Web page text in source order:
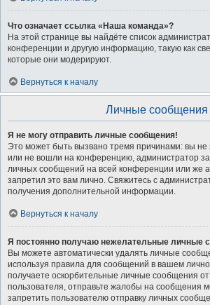
Что означает ссылка «Наша команда»?
На этой странице вы найдёте список
конференции и другую информацию, такую как
которые они модерируют.
Вернуться к началу
Личные сообщения
Я не могу отправить личные сообщения!
Это может быть вызвано тремя причинами: вы не
или не вошли на конференцию, администратор
личных сообщений на всей конференции или же
запретил это вам лично. Свяжитесь с
получения дополнительной информации.
Вернуться к началу
Я постоянно получаю нежелательные личные
Вы можете автоматически удалять личные
используя правила для сообщений в вашем
получаете оскорбительные личные сообщения от
пользователя, отправьте жалобы на сообщения
запретить пользователю отправку личных